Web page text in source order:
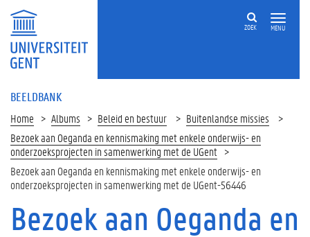
MENU
ZOEK
BEELDBANK
Home Albums Beleid en bestuur
Buitenlandse missies
Bezoek aan Oeganda en kennismaking met enkele onderwijs- en
onderzoeksprojecten in samenwerking met de UGent
Bezoek aan Oeganda en kennismaking met enkele onderwijs- en
onderzoeksprojecten in samenwerking met de UGent-56446
Bezoek aan Oeganda en